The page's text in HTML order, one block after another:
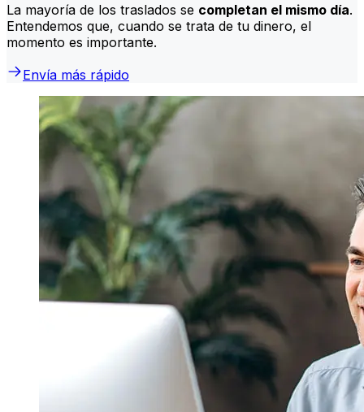
La mayoría de los traslados se completan el mismo día.
Entendemos que, cuando se trata de tu dinero, el
momento es importante.
Envía más rápido